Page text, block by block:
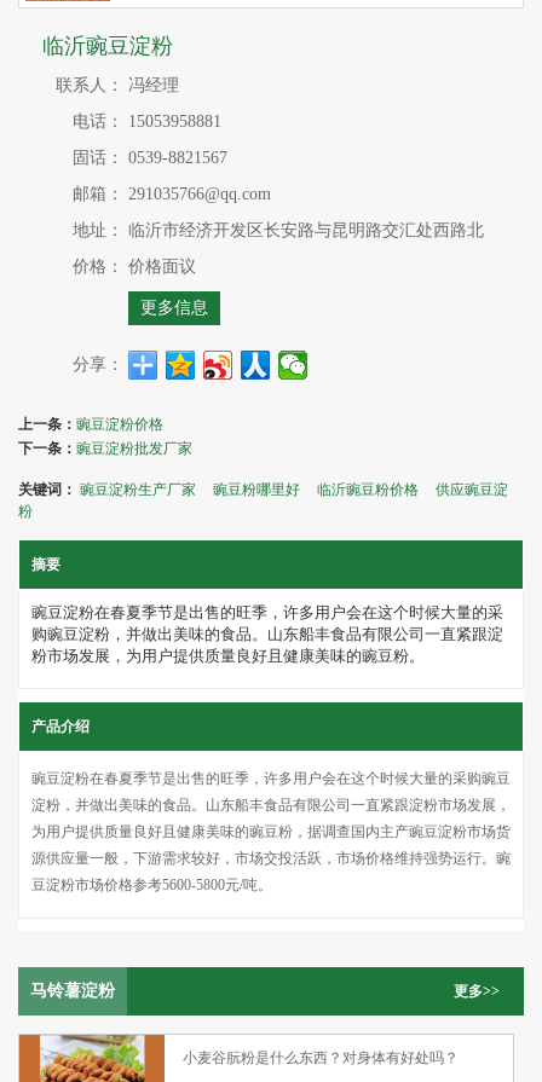
临沂豌豆淀粉
联系人：
冯经理
电话：
15053958881
固话：
0539-8821567
邮箱：
291035766@qq.com
地址：
临沂市经济开发区长安路与昆明路交汇处西路北
价格：
价格面议
更多信息
分享：
上一条： 豌豆淀粉价格
下一条： 豌豆淀粉批发厂家
关键词： 豌豆淀粉生产厂家 豌豆粉哪里好 临沂豌豆粉价格
供应豌豆淀
粉
摘要
豌豆淀粉在春夏季节是出售的旺季，许多用户会在这个时候大量的采
购豌豆淀粉，并做出美味的食品。山东船丰食品有限公司一直紧跟淀
粉市场发展，为用户提供质量良好且健康美味的豌豆粉。
产品介绍
豌豆淀粉在春夏季节是出售的旺季，许多用户会在这个时候大量的采购豌豆
淀粉，并做出美味的食品。山东船丰食品有限公司一直紧跟淀粉市场发展，
为用户提供质量良好且健康美味的豌豆粉，据调查国内主产豌豆淀粉市场货
源供应量一般，下游需求较好，市场交投活跃，市场价格维持强势运行。豌
豆淀粉市场价格参考5600-5800元/吨。
马铃薯淀粉 更多>>
小麦谷朊粉是什么东西？对身体有好处吗？